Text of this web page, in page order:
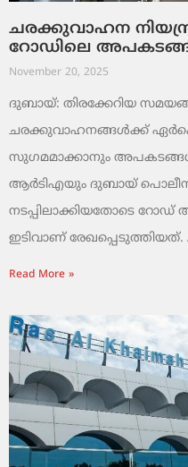
ചരക്കുവാഹന
റോഡിലെ
November 20, 2025
ദുബായ്: തിരക്കേറിയ
ചരക്കുവാഹനങ്ങൾക്ക്
സുഗമമാക്കാനും
ആർടിഎയും ദുബായ്
നടപ്പിലാക്കിയതോടെ
ഇടിവാണ് രേഖപ്പെടുത്തിയത്.
Read More »